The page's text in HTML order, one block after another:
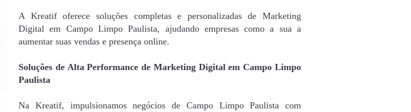
A Kreatif oferece soluções completas e personalizadas de Marketing
Digital em Campo Limpo Paulista, ajudando empresas como a sua a
aumentar suas vendas e presença online.
Soluções de Alta Performance de Marketing Digital em Campo Limpo
Paulista
Na Kreatif, impulsionamos negócios de Campo Limpo Paulista com